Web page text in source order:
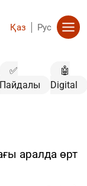
Қаз Рус
✅
Пайдалы
🤖
Digital
аралда өрт